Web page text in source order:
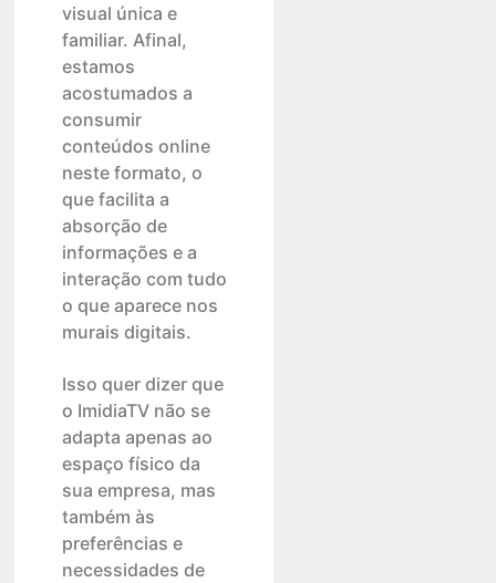
visual única e
familiar. Afinal,
estamos
acostumados a
consumir
conteúdos online
neste formato, o
que facilita a
absorção de
informações e a
interação com tudo
o que aparece nos
murais digitais.
Isso quer dizer que
o ImidiaTV não se
adapta apenas ao
espaço físico da
sua empresa, mas
também às
preferências e
necessidades de